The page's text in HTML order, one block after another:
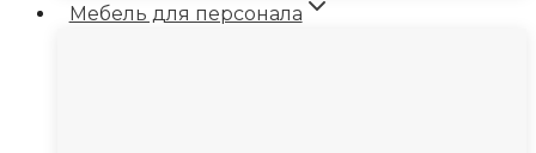
Мебель для персонала